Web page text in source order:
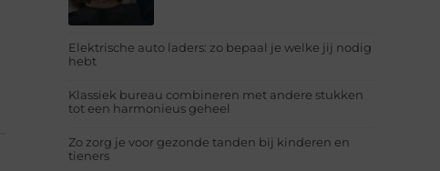
Elektrische auto laders: zo bepaal je welke jij nodig
hebt
Klassiek bureau combineren met andere stukken
tot een harmonieus geheel
Zo zorg je voor gezonde tanden bij kinderen en
tieners